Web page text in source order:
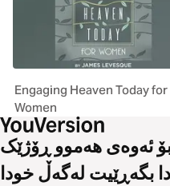
Engaging Heaven Today for
Women
ئەوەی هەموو ڕۆژێک